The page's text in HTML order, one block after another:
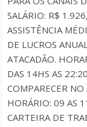
SALÁRIO: R$
ASSISTÊNCIA
DE LUCROS
ATACADÃO.
DAS 14HS AS
COMPARECER
HORÁRIO: 09 AS
CARTEIRA DE